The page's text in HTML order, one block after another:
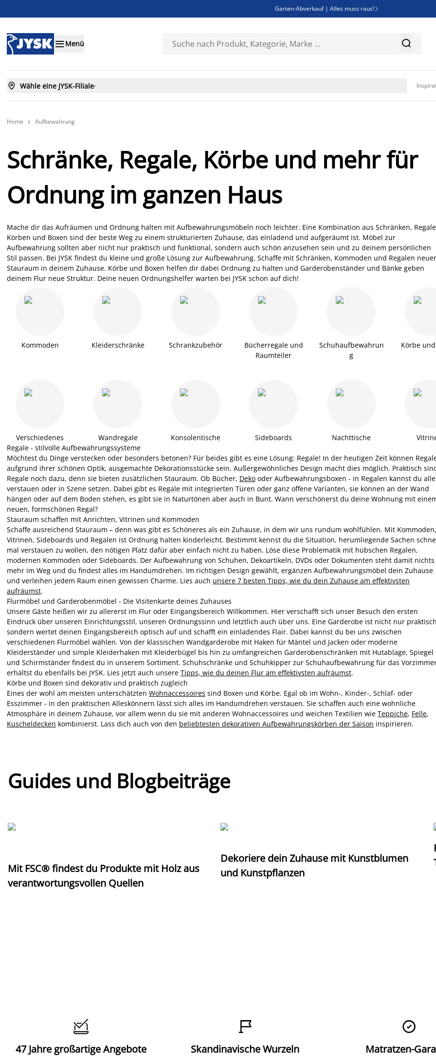
Garten-Abverkauf | Alles muss raus! 
Bist du Unternehmer? Entdecke JYSK-B2B
Menü 
 Wähle eine JYSK-Filiale
Home  Aufbewahrung
Schränke, Regale, Körbe und mehr für
Ordnung im ganzen Haus
Mache dir das Aufräumen und Ordnung halten mit Aufbewahrungsmöbeln noch leichter. Eine Kombination aus Schränken,
Körben und Boxen sind der beste Weg zu einem strukturierten Zuhause, das einladend und aufgeräumt ist. Möbel zur
Aufbewahrung sollten aber nicht nur praktisch und funktional, sondern auch schön anzusehen sein und zu deinem persönlichen
Stil passen. Bei JYSK findest du kleine und große Lösung zur Aufbewahrung. Schaffe mit Schränken, Kommoden und Regalen
Stauraum in deinem Zuhause. Körbe und Boxen helfen dir dabei Ordnung zu halten und Garderobenständer und Bänke geben
deinem Flur neue Struktur. Deine neuen Ordnungshelfer warten bei JYSK schon auf dich!
Kommoden Kleiderschränke Schrankzubehör
Bücherregale und
Raumteiler
Schuhaufbewahrun
g
Körbe
Verschiedenes Wandregale Konsolentische Sideboards Nachttische
Regale - stilvolle Aufbewahrungssysteme
Möchtest du Dinge verstecken oder besonders betonen? Für beides gibt es eine Lösung: Regale! In der heutigen Zeit können
aufgrund ihrer schönen Optik, ausgemachte Dekorationsstücke sein. Außergewöhnliches Design macht dies möglich. Praktisch
Regale noch dazu, denn sie bieten zusätzlichen Stauraum. Ob Bücher, Deko oder Aufbewahrungsboxen - in Regalen kannst du
verstauen oder in Szene setzen. Dabei gibt es Regale mit integrierten Türen oder ganz offene Varianten, sie können an der Wand
hängen oder auf dem Boden stehen, es gibt sie in Naturtönen aber auch in Bunt. Wann verschönerst du deine Wohnung mit
neuen, formschönen Regal?
Stauraum schaffen mit Anrichten, Vitrinen und Kommoden
Schaffe ausreichend Stauraum – denn was gibt es Schöneres als ein Zuhause, in dem wir uns rundum wohlfühlen. Mit Kommoden,
Vitrinen, Sideboards und Regalen ist Ordnung halten kinderleicht. Bestimmt kennst du die Situation, herumliegende Sachen
mal verstauen zu wollen, den nötigen Platz dafür aber einfach nicht zu haben. Löse diese Problematik mit hübschen Regalen,
modernen Kommoden oder Sideboards. Der Aufbewahrung von Schuhen, Dekoartikeln, DVDs oder Dokumenten steht damit nichts
mehr im Weg und du findest alles im Handumdrehen. Im richtigen Design gewählt, ergänzen Aufbewahrungsmöbel dein Zuhause
und verleihen jedem Raum einen gewissen Charme. Lies auch unsere 7 besten Tipps, wie du dein Zuhause am effektivsten
aufräumst.
Flurmöbel und Garderobenmöbel - Die Visitenkarte deines Zuhauses
Unsere Gäste heißen wir zu allererst im Flur oder Eingangsbereich Willkommen. Hier verschafft sich unser Besuch den ersten
Eindruck über unseren Einrichtungsstil, unseren Ordnungssinn und letztlich auch über uns. Eine Garderobe ist nicht nur
sondern wertet deinen Eingangsbereich optisch auf und schafft ein einladendes Flair. Dabei kannst du bei uns zwischen
verschiedenen Flurmöbel wählen. Von der klassischen Wandgarderobe mit Haken für Mäntel und Jacken oder moderne
Kleiderständer und simple Kleiderhaken mit Kleiderbügel bis hin zu umfangreichen Garderobenschränken mit Hutablage, Spiegel
und Schirmständer findest du in unserem Sortiment. Schuhschränke und Schuhkipper zur Schuhaufbewahrung für das
erhältst du ebenfalls bei JYSK. Lies jetzt auch unsere Tipps, wie du deinen Flur am effektivsten aufräumst.
Körbe und Boxen sind dekorativ und praktisch zugleich
Eines der wohl am meisten unterschätzten Wohnaccessoires sind Boxen und Körbe. Egal ob im Wohn-, Kinder-, Schlaf- oder
Esszimmer - in den praktischen Alleskönnern lässt sich alles im Handumdrehen verstauen. Sie schaffen auch eine wohnliche
Atmosphäre in deinem Zuhause, vor allem wenn du sie mit anderen Wohnaccessoires und weichen Textilien wie Teppiche, Felle,
Kuscheldecken kombinierst. Lass dich auch von den beliebtesten dekorativen Aufbewahrungskörben der Saison inspirieren.
Guides und Blogbeiträge
Mit FSC® findest du Produkte mit Holz aus
verantwortungsvollen Quellen
Dekoriere dein Zuhause mit Kunstblumen
und Kunstpflanzen

47 Jahre großartige Angebote

Skandinavische Wurzeln

Matratzen-